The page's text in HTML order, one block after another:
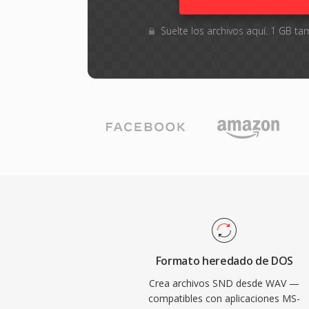
Suelte los archivos aquí. 1 GB
Formato heredado de DOS
Crea archivos SND desde WAV —
compatibles con aplicaciones MS-